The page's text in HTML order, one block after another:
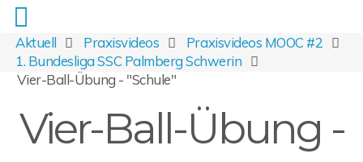
Aktuell Praxisvideos
Praxisvideos MOOC #2
1. Bundesliga SSC Palmberg Schwerin
Vier-Ball-Übung - "Schule"
Vier-Ball-Übung -